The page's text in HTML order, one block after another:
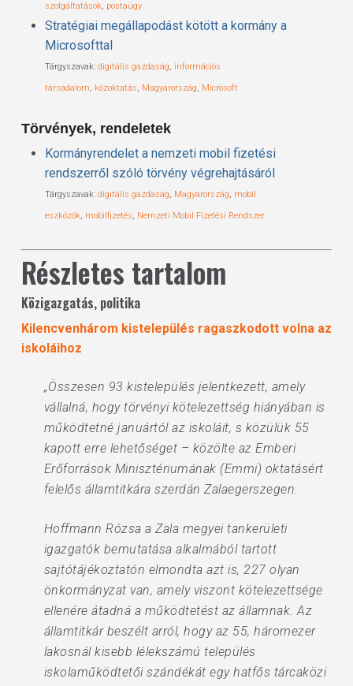
szolgáltatások, postaügy
Stratégiai megállapodást kötött a kormány a
Microsofttal
Tárgyszavak: digitális gazdaság, információs
társadalom, közoktatás, Magyarország, Microsoft
Törvények, rendeletek
Kormányrendelet a nemzeti mobil fizetési
rendszerről szóló törvény végrehajtásáról
Tárgyszavak: digitális gazdaság, Magyarország, mobil
eszközök, mobilfizetés, Nemzeti Mobil Fizetési Rendszer
Részletes tartalom
Közigazgatás, politika
Kilencvenhárom kistelepülés ragaszkodott volna az
iskoláihoz
„Összesen 93 kistelepülés jelentkezett, amely
vállalná, hogy törvényi kötelezettség hiányában is
működtetné januártól az iskoláit, s közülük 55
kapott erre lehetőséget – közölte az Emberi
Erőforrások Minisztériumának (Emmi) oktatásért
felelős államtitkára szerdán Zalaegerszegen.
Hoffmann Rózsa a Zala megyei tankerületi
igazgatók bemutatása alkalmából tartott
sajtótájékoztatón elmondta azt is, 227 olyan
önkormányzat van, amely viszont kötelezettsége
ellenére átadná a működtetést az államnak. Az
államtitkár beszélt arról, hogy az 55, háromezer
lakosnál kisebb lélekszámú település
iskolaműködtetői szándékát egy hatfős tárcaközi